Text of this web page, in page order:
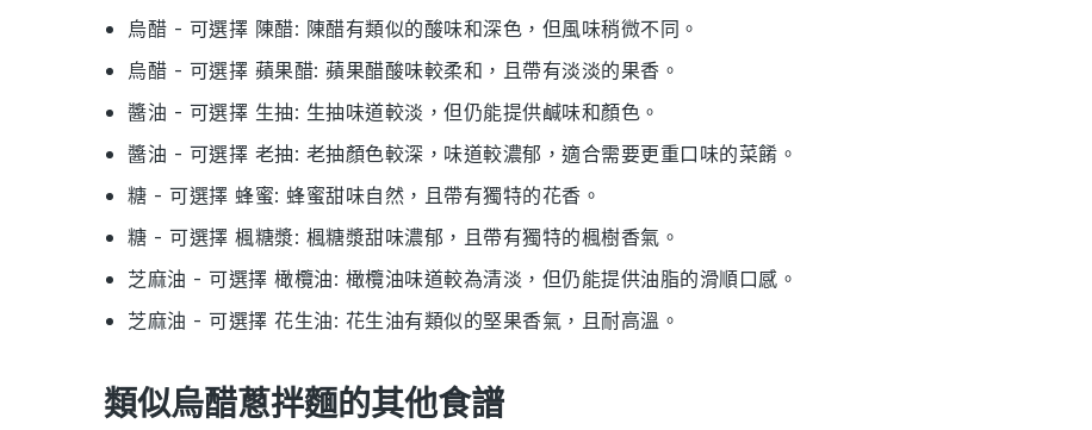
烏醋 - 可選擇 陳醋: 陳醋有類似的酸味和深色，但風味稍微不同。
烏醋 - 可選擇 蘋果醋: 蘋果醋酸味較柔和，且帶有淡淡的果香。
醬油 - 可選擇 生抽: 生抽味道較淡，但仍能提供鹹味和顏色。
醬油 - 可選擇 老抽: 老抽顏色較深，味道較濃郁，適合需要更重口味的菜餚。
糖 - 可選擇 蜂蜜: 蜂蜜甜味自然，且帶有獨特的花香。
糖 - 可選擇 楓糖漿: 楓糖漿甜味濃郁，且帶有獨特的楓樹香氣。
芝麻油 - 可選擇 橄欖油: 橄欖油味道較為清淡，但仍能提供油脂的滑順口感。
芝麻油 - 可選擇 花生油: 花生油有類似的堅果香氣，且耐高溫。
類似烏醋蔥拌麵的其他食譜